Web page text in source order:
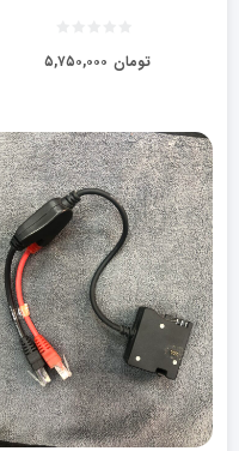
۵,۷۵۰,۰۰۰ تومان